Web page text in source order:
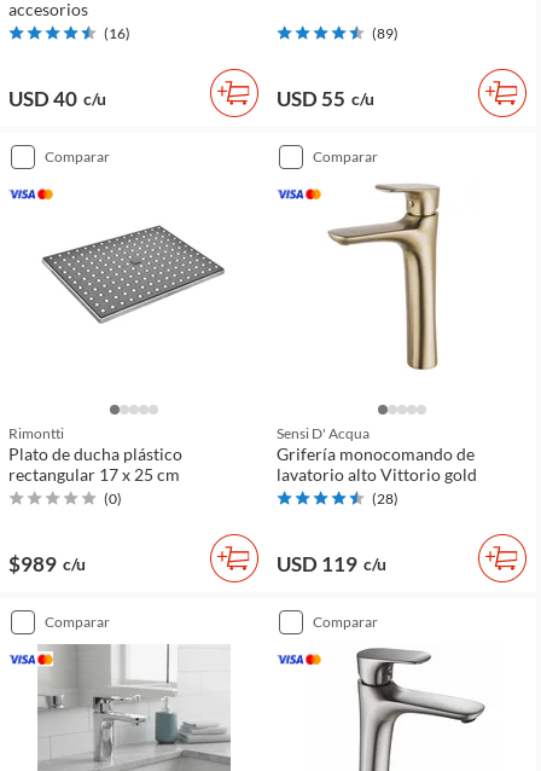
accesorios
(16)
USD 40 c/u
(89)
USD 55 c/u
comparar
Rimontti
Plato de ducha plástico
rectangular 17 x 25 cm
(0)
$989 c/u
comparar
Sensi D' Acqua
Grifería monocomando de
lavatorio alto Vittorio gold
(28)
USD 119 c/u
comparar comparar